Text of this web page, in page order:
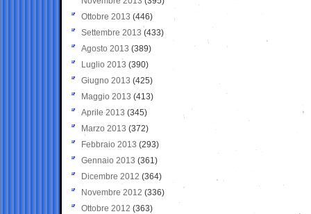
Ottobre 2013 (446)
Settembre 2013 (433)
Agosto 2013 (389)
Luglio 2013 (390)
Giugno 2013 (425)
Maggio 2013 (413)
Aprile 2013 (345)
Marzo 2013 (372)
Febbraio 2013 (293)
Gennaio 2013 (361)
Dicembre 2012 (364)
Novembre 2012 (336)
Ottobre 2012 (363)